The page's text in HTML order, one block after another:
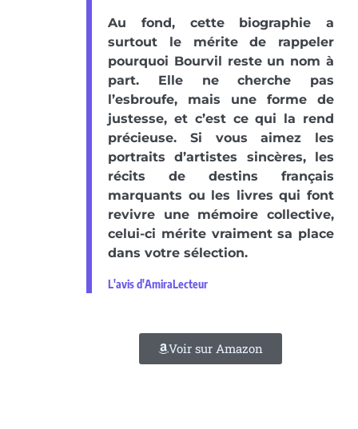
Au fond, cette biographie a
surtout le mérite de rappeler
pourquoi Bourvil reste un nom à
part. Elle ne cherche pas
l’esbroufe, mais une forme de
justesse, et c’est ce qui la rend
précieuse. Si vous aimez les
portraits d’artistes sincères, les
récits de destins français
marquants ou les livres qui font
revivre une mémoire collective,
celui-ci mérite vraiment sa place
dans votre sélection.
L'avis d'AmiraLecteur
Voir sur Amazon